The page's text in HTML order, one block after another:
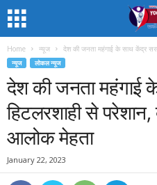
Home न्यूज देश की जनता महंगाई के साथ केंद्र
न्यूज लोकल न्यूज
देश की जनता महंगाई
हिटलरशाही से
आलोक मेहता
January 22, 2023